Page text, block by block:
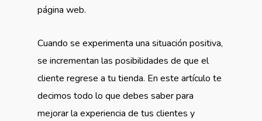
página web.
Cuando se experimenta una situación positiva,
se incrementan las posibilidades de que el
cliente regrese a tu tienda. En este artículo te
decimos todo lo que debes saber para
mejorar la experiencia de tus clientes y